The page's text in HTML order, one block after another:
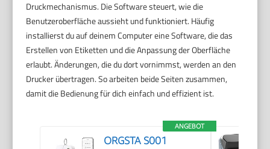
Druckmechanismus. Die Software steuert, wie die
Benutzeroberfläche aussieht und funktioniert. Häufig
installierst du auf deinem Computer eine Software, die das
Erstellen von Etiketten und die Anpassung der Oberfläche
erlaubt. Änderungen, die du dort vornimmst, werden an den
Drucker übertragen. So arbeiten beide Seiten zusammen,
damit die Bedienung für dich einfach und effizient ist.
ANGEBOT
ORGSTA S001